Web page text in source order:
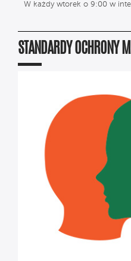
W każdy wtorek o 9:00 w
STANDARDY OCHRONY